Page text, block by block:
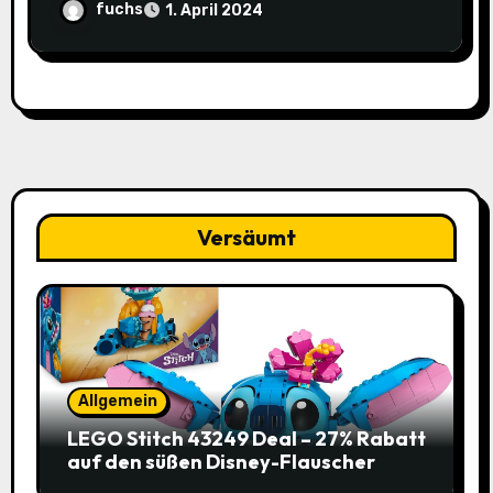
alten Preis!
fuchs 1. April 2024
Versäumt
Allgemein
LEGO Stitch 43249 Deal – 27% Rabatt
auf den süßen Disney-Flauscher